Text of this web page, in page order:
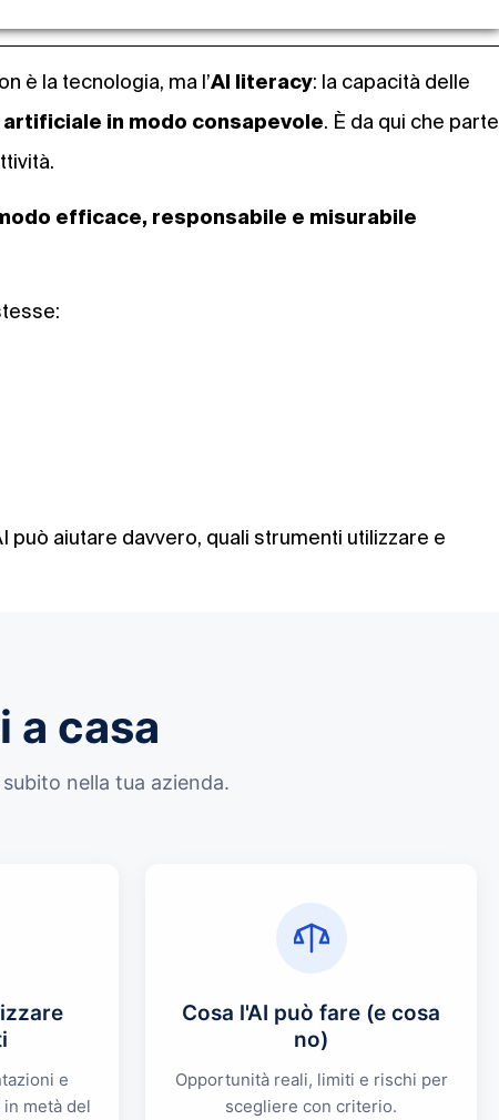
è la tecnologia, ma l’AI literacy: la capacità delle
in modo consapevole. È da qui che parte
efficace, responsabile e misurabile
può aiutare davvero, quali strumenti utilizzare e
a casa
nella tua azienda.
e
metà del
Cosa l'AI può fare (e cosa
no)
Opportunità reali, limiti e rischi per
scegliere con criterio.